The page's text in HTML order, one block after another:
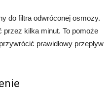
do filtra odwróconej osmozy.
przez kilka minut. To pomoże
prawidłowy przepływ